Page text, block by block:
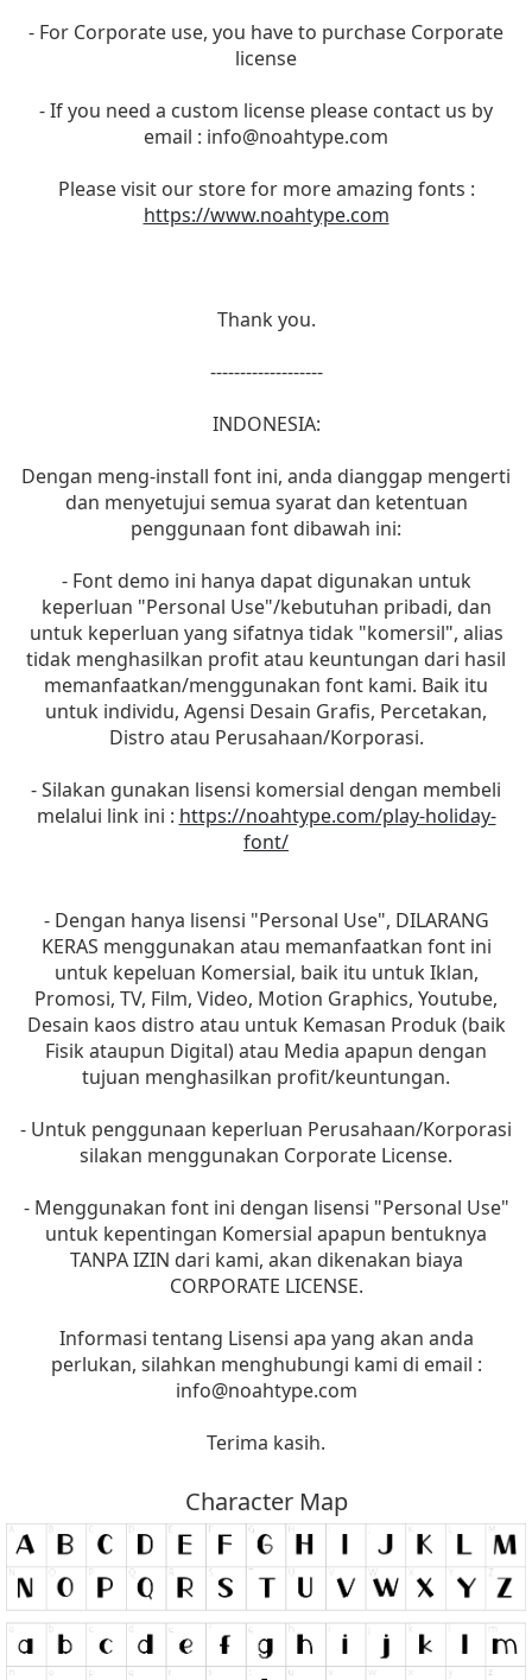
- For Corporate use, you have to purchase Corporate
license
- If you need a custom license please contact us by
email : info@noahtype.com
Please visit our store for more amazing fonts :
https://www.noahtype.com
Thank you.
-------------------
INDONESIA:
Dengan meng-install font ini, anda dianggap mengerti
dan menyetujui semua syarat dan ketentuan
penggunaan font dibawah ini:
- Font demo ini hanya dapat digunakan untuk
keperluan "Personal Use"/kebutuhan pribadi, dan
untuk keperluan yang sifatnya tidak "komersil", alias
tidak menghasilkan profit atau keuntungan dari hasil
memanfaatkan/menggunakan font kami. Baik itu
untuk individu, Agensi Desain Grafis, Percetakan,
Distro atau Perusahaan/Korporasi.
- Silakan gunakan lisensi komersial dengan membeli
melalui link ini : https://noahtype.com/play-holiday-
font/
- Dengan hanya lisensi "Personal Use", DILARANG
KERAS menggunakan atau memanfaatkan font ini
untuk kepeluan Komersial, baik itu untuk Iklan,
Promosi, TV, Film, Video, Motion Graphics, Youtube,
Desain kaos distro atau untuk Kemasan Produk (baik
Fisik ataupun Digital) atau Media apapun dengan
tujuan menghasilkan profit/keuntungan.
- Untuk penggunaan keperluan Perusahaan/Korporasi
silakan menggunakan Corporate License.
- Menggunakan font ini dengan lisensi "Personal Use"
untuk kepentingan Komersial apapun bentuknya
TANPA IZIN dari kami, akan dikenakan biaya
CORPORATE LICENSE.
Informasi tentang Lisensi apa yang akan anda
perlukan, silahkan menghubungi kami di email :
info@noahtype.com
Terima kasih.
Character Map